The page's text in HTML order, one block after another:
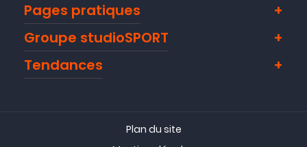
Pages pratiques
Groupe studioSPORT
Tendances
Plan du site